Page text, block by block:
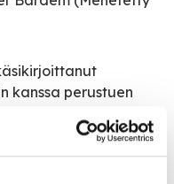
kanssa perustuen
Villeneuve ja
ovat Josh